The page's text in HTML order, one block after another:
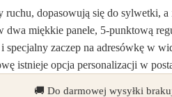
ruchu, dopasowują się do sylwetki,
dwa miękkie panele, 5-punktową
specjalny zaczep na adresówkę w
istnieje opcja personalizacji w
🚚 Do darmowej wysyłki